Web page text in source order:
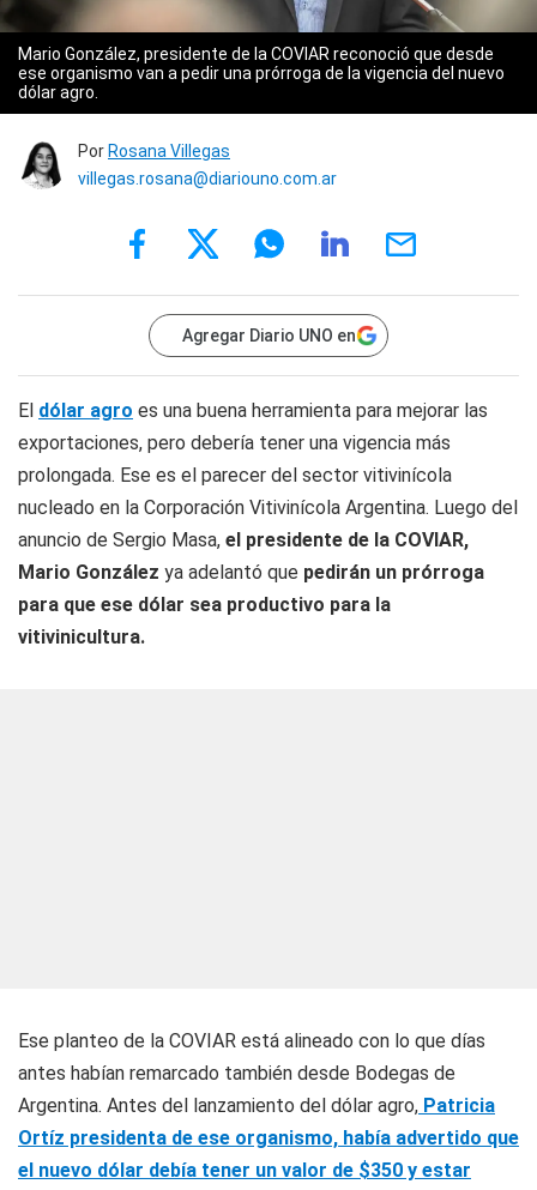
Mario González, presidente de la COVIAR reconoció que desde
ese organismo van a pedir una prórroga de la vigencia del nuevo
dólar agro.
Por Rosana Villegas
villegas.rosana@diariouno.com.ar
Agregar Diario UNO en
El dólar agro es una buena herramienta para mejorar las
exportaciones, pero debería tener una vigencia más
prolongada. Ese es el parecer del sector vitivinícola
nucleado en la Corporación Vitivinícola Argentina. Luego del
anuncio de Sergio Masa, el presidente de la COVIAR,
Mario González ya adelantó que pedirán un prórroga
para que ese dólar sea productivo para la
vitivinicultura.
Ese planteo de la COVIAR está alineado con lo que días
antes habían remarcado también desde Bodegas de
Argentina. Antes del lanzamiento del dólar agro, Patricia
Ortíz presidenta de ese organismo, había advertido que
el nuevo dólar debía tener un valor de $350 y estar